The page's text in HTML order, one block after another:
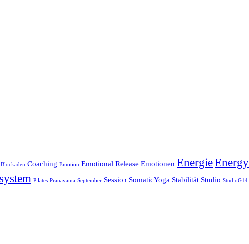
Blockaden Coaching Emotion Emotional Release Emotionen EnergieEnergy
Pilates Pranayama September Session SomaticYoga Stabilität Studio StudioG14